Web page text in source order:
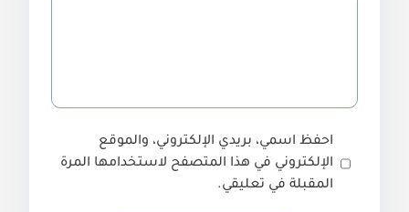
احفظ اسمي، بريدي الإلكتروني، والموقع
الإلكتروني في هذا المتصفح لاستخدامها المرة
المقبلة في تعليقي.